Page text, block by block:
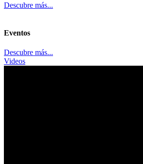
Descubre más...
Eventos
Descubre más...
Videos